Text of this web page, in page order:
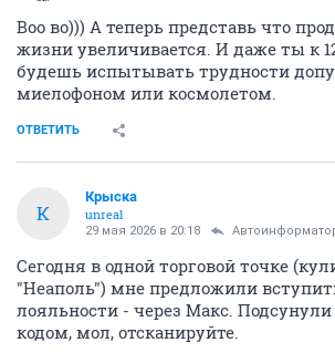
Воо во))) А теперь представь что
жизни увеличивается. И даже ты к
будешь испытывать трудности
миелофоном или космолетом.
ОТВЕТИТЬ
К
Крыска
unreal
29 мая 2026 в 20:18
Сегодня в одной торговой точке
"Неаполь") мне предложили
лояльности - через Макс. Подсунули
кодом, мол, отсканируйте.